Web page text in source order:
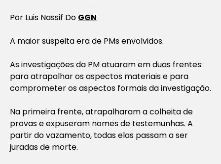
Por Luis Nassif Do GGN
A maior suspeita era de PMs envolvidos.
As investigações da PM atuaram em duas frentes:
para atrapalhar os aspectos materiais e para
comprometer os aspectos formais da investigação.
Na primeira frente, atrapalharam a colheita de
provas e expuseram nomes de testemunhas. A
partir do vazamento, todas elas passam a ser
juradas de morte.